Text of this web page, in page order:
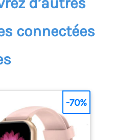
connectées
-70%